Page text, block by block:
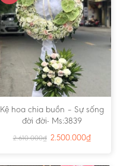
Kệ hoa chia buồn – Sự sống
đời đời- Ms:3839
2.610.000₫ 2.500.000₫